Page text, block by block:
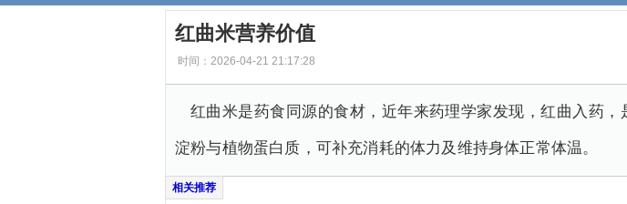
红曲米营养价值
时间：2026-04-21 21:17:28
红曲米是药食同源的食材，近年来药理学家发现，红曲入药
淀粉与植物蛋白质，可补充消耗的体力及维持身体正常体温。